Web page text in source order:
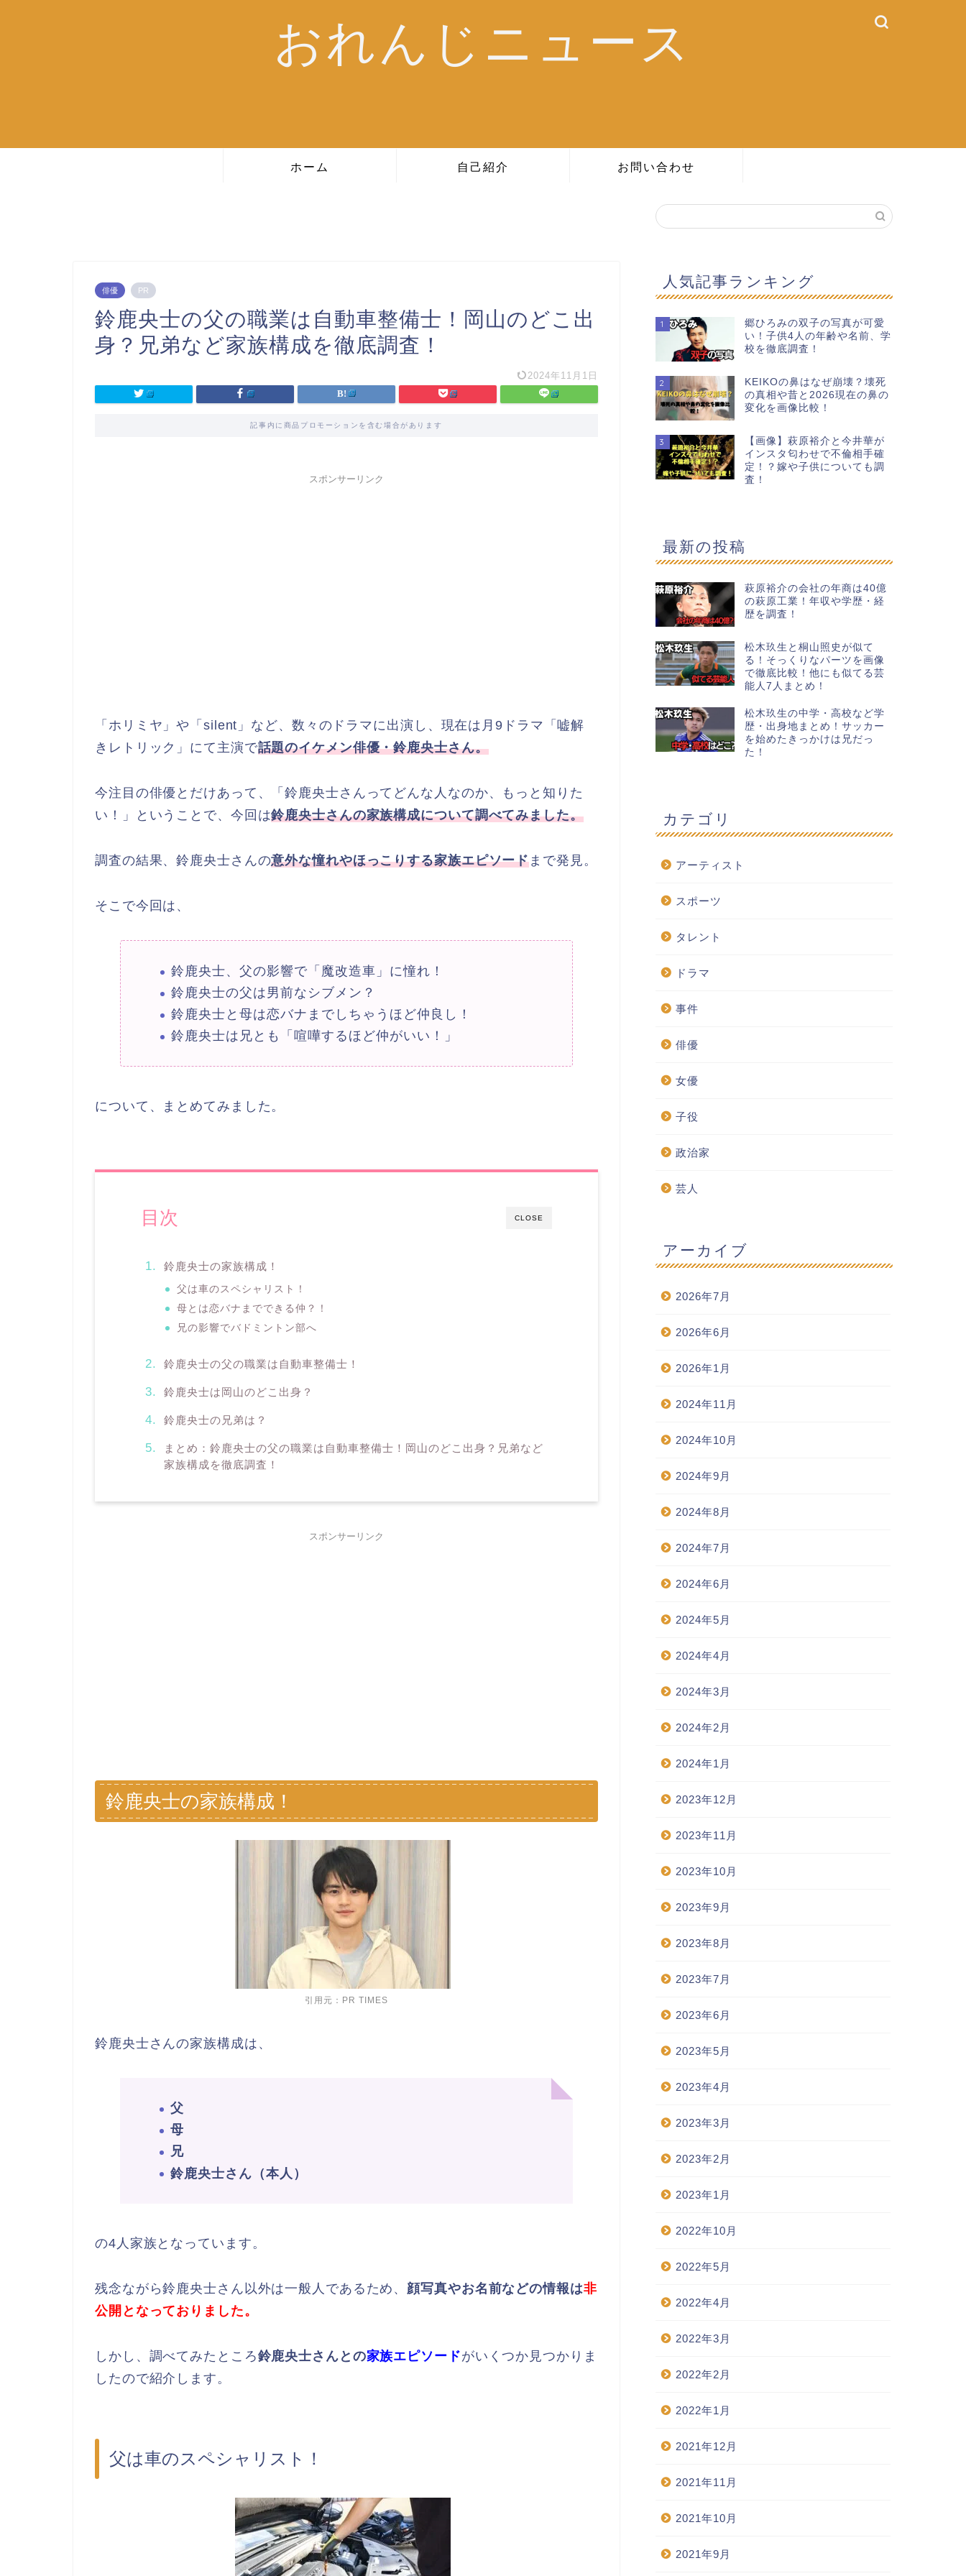
おれんじニュース
ホーム 自己紹介 お問い合わせ
俳優 PR
鈴鹿央士の父の職業は自動車整備士！岡山のどこ出
身？兄弟など家族構成を徹底調査！
2024年11月1日
記事内に商品プロモーションを含む場合があります
スポンサーリンク
「ホリミヤ」や「silent」など、数々のドラマに出演し、現在は月9ドラマ「嘘解
きレトリック」にて主演で話題のイケメン俳優・鈴鹿央士さん。
今注目の俳優とだけあって、「鈴鹿央士さんってどんな人なのか、もっと知りた
い！」ということで、今回は鈴鹿央士さんの家族構成について調べてみました。
調査の結果、鈴鹿央士さんの意外な憧れやほっこりする家族エピソードまで発見。
そこで今回は、
鈴鹿央士、父の影響で「魔改造車」に憧れ！
鈴鹿央士の父は男前なシブメン？
鈴鹿央士と母は恋バナまでしちゃうほど仲良し！
鈴鹿央士は兄とも「喧嘩するほど仲がいい！」
について、まとめてみました。
CLOSE
目次
鈴鹿央士の家族構成！
父は車のスペシャリスト！
母とは恋バナまでできる仲？！
兄の影響でバドミントン部へ
鈴鹿央士の父の職業は自動車整備士！
鈴鹿央士は岡山のどこ出身？
鈴鹿央士の兄弟は？
まとめ：鈴鹿央士の父の職業は自動車整備士！岡山のどこ出身？兄弟など
家族構成を徹底調査！
スポンサーリンク
鈴鹿央士の家族構成！
引用元：PR TIMES
鈴鹿央士さんの家族構成は、
父
母
兄
鈴鹿央士さん（本人）
の4人家族となっています。
残念ながら鈴鹿央士さん以外は一般人であるため、 顔写真やお名前などの情報は非
公開となっておりました。
しかし、調べてみたところ鈴鹿央士さんとの家族エピソードがいくつか見つかりま
したので紹介します。
父は車のスペシャリスト！
人気記事ランキング
1
郷ひろみの双子の写真が可愛
い！子供4人の年齢や名前、学
校を徹底調査！
2
KEIKOの鼻はなぜ崩壊？壊死
の真相や昔と2026現在の鼻の
変化を画像比較！
3
【画像】萩原裕介と今井華が
インスタ匂わせで不倫相手確
定！？嫁や子供についても調
査！
最新の投稿
萩原裕介の会社の年商は40億
の萩原工業！年収や学歴・経
歴を調査！
松木玖生と桐山照史が似て
る！そっくりなパーツを画像
で徹底比較！他にも似てる芸
能人7人まとめ！
松木玖生の中学・高校など学
歴・出身地まとめ！サッカー
を始めたきっかけは兄だっ
た！
カテゴリ
アーティスト
スポーツ
タレント
ドラマ
事件
俳優
女優
子役
政治家
芸人
アーカイブ
2026年7月
2026年6月
2026年1月
2024年11月
2024年10月
2024年9月
2024年8月
2024年7月
2024年6月
2024年5月
2024年4月
2024年3月
2024年2月
2024年1月
2023年12月
2023年11月
2023年10月
2023年9月
2023年8月
2023年7月
2023年6月
2023年5月
2023年4月
2023年3月
2023年2月
2023年1月
2022年10月
2022年5月
2022年4月
2022年3月
2022年2月
2022年1月
2021年12月
2021年11月
2021年10月
2021年9月